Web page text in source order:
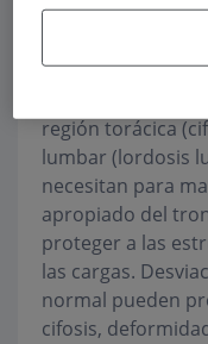
Cuando se
por detrás, la
se mira de lado
región torácica
lumbar (lordosis
necesitan para
apropiado del
proteger a las
las cargas.
normal pueden
cifosis,